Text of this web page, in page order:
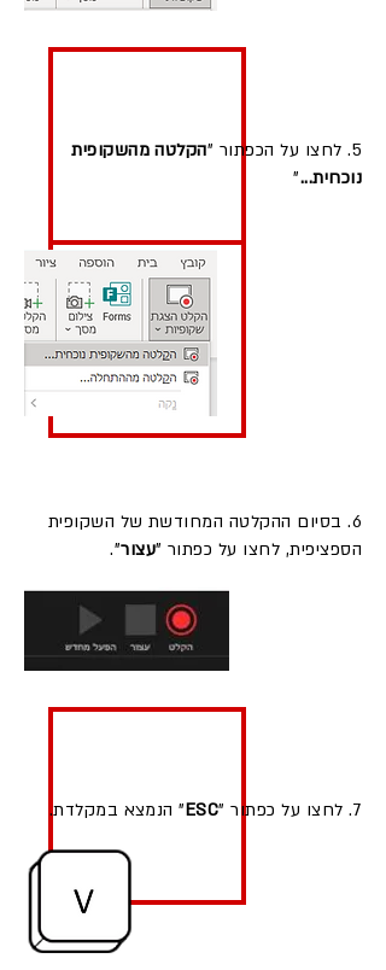
5. לחצו על הכפתור "
הקלטה מהשקופית
נוכחית..."
6. בסיום ההקלטה המחודשת של השקופית
הספציפית, לחצו על כפתור "עצור".
7. לחצו על כפתור " ESC" הנמצא במקלדת.